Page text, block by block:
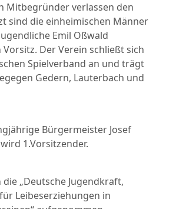
Mitbegründer verlassen den
sind die einheimischen Männer
Emil Oßwald
Der Verein schließt sich
Spielverband an und trägt
Gedern, Lauterbach und
Bürgermeister Josef
1.Vorsitzender.
die „Deutsche Jugendkraft,
Leibeserziehungen in